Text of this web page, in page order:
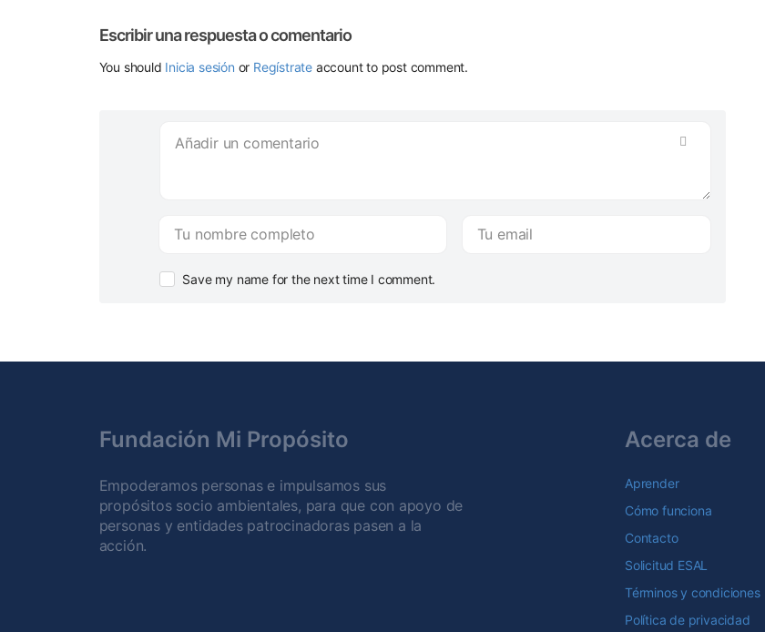
Escribir una respuesta o comentario
You should Inicia sesión or Regístrateaccount to post comment.
Save my name for the next time I comment.
Fundación Mi Propósito
Empoderamos personas e impulsamos sus
propósitos socio ambientales, para que con apoyo de
personas y entidades patrocinadoras pasen a la
acción.
Acerca de
Aprender
Cómo funciona
Contacto
Solicitud ESAL
Términos y condiciones
Política de privacidad